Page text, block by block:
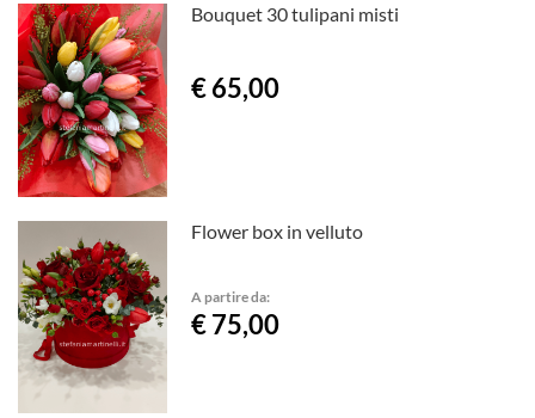
Bouquet 30 tulipani misti
€ 65,00
Flower box in velluto
A partire da:
€ 75,00